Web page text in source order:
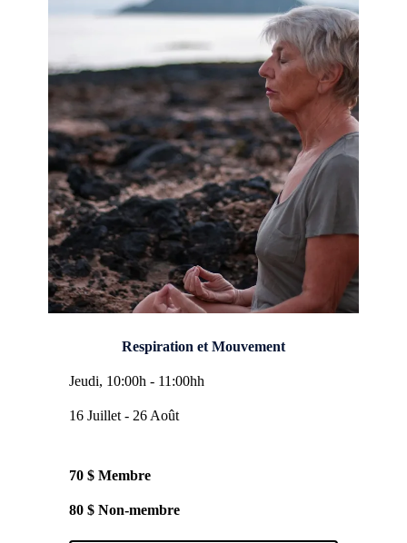
Respiration et Mouvement
Jeudi, 10:00h - 11:00hh
16 Juillet - 26 Août
70 $ Membre
80 $ Non-membre